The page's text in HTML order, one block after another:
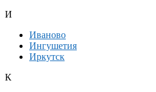
И
Иваново
Ингушетия
Иркутск
К